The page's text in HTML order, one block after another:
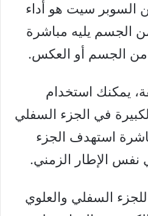
السوبر سيت هو أداء
الجسم يليه مباشرة
من الجسم أو العكس.
يمكنك استخدام
في الجزء السفلي
استهدف الجزء
الإطار الزمني.
السفلي والعلوي